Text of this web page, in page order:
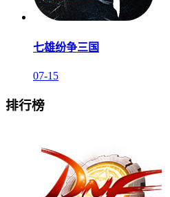
七雄纷争三国
07-15
排行榜